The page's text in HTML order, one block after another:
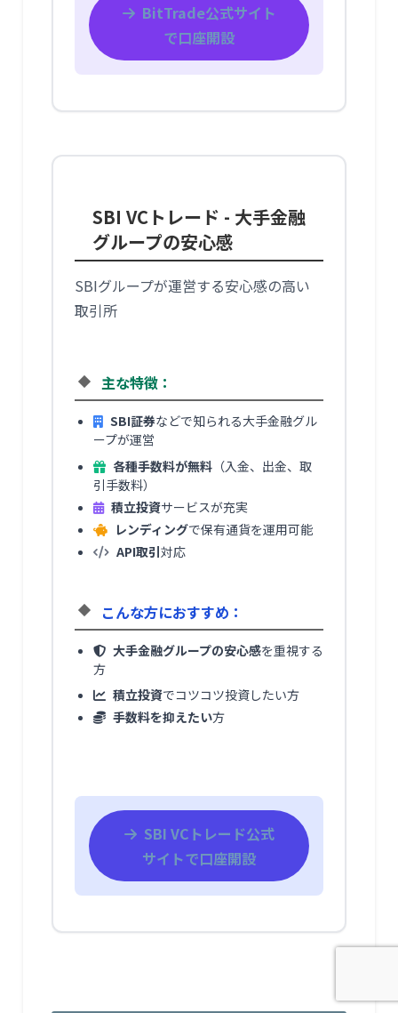
BitTrade公式サイト
で口座開設
SBI VCトレード - 大手金融
グループの安心感
SBIグループが運営する安心感の高い
取引所
主な特徴：
SBI証券などで知られる大手金融グル
ープが運営
各種手数料が無料 （入金、出金、取
引手数料）
積立投資サービスが充実
レンディングで保有通貨を運用可能
API取引対応
こんな方におすすめ：
大手金融グループの安心感を重視する
方
積立投資でコツコツ投資したい方
手数料を抑えたい方
SBI VCトレード公式
サイトで口座開設